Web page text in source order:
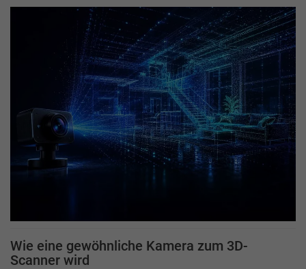
Wie eine gewöhnliche Kamera zum 3D-
Scanner wird